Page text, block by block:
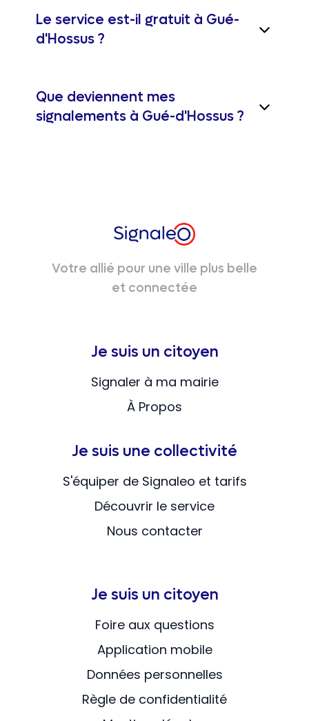
Le service est-il gratuit à Gué-
d'Hossus ?
Que deviennent mes
signalements à Gué-d'Hossus ?
Votre allié pour une ville plus belle
et connectée
Je suis un citoyen
Signaler à ma mairie
À Propos
Je suis une collectivité
S'équiper de Signaleo et tarifs
Découvrir le service
Nous contacter
Je suis un citoyen
Foire aux questions
Application mobile
Données personnelles
Règle de confidentialité